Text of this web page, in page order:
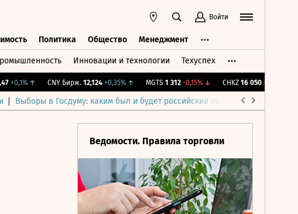
Войти
Политика Общество Менеджмент
Инновации и технологии Техуспех
↑ CNY Бирж. 12,124 +0,35%↑ MGTS 1 312 -0,15%↓ CHKZ 16 050 -0,93%
Выборы в Госдуму: каким был и будет российский парламент
Ведомости. Правила торговли